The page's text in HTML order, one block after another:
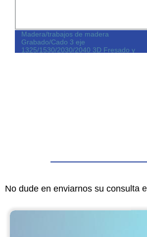
Madera/trabajos de madera
Grabado/Cado 3 eje
1325/1530/2030/2040 3D Fresado y
No dude en enviarnos su consulta